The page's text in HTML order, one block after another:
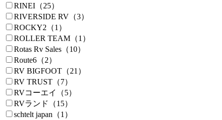
RINEI（25）
RIVERSIDE RV（3）
ROCKY2（1）
ROLLER TEAM（1）
Rotas Rv Sales（10）
Route6（2）
RV BIGFOOT（21）
RV TRUST（7）
RVコーエイ（5）
RVランド（15）
schtelt japan（1）